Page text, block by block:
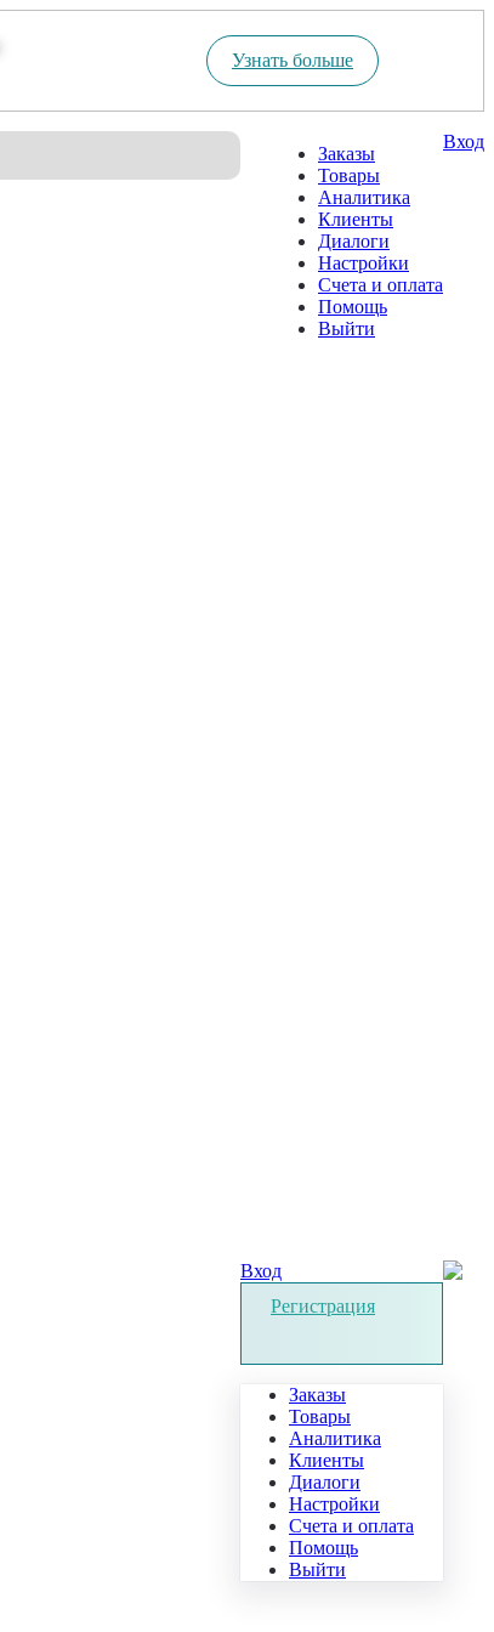
Узнать больше
Заказы
Товары
Аналитика
Клиенты
Диалоги
Настройки
Счета и оплата
Помощь
Выйти
Вход
Вход
Регистрация
Заказы
Товары
Аналитика
Клиенты
Диалоги
Настройки
Счета и оплата
Помощь
Выйти